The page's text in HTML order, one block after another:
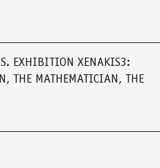
EXHIBITION XENAKIS3:
THE MATHEMATICIAN, THE